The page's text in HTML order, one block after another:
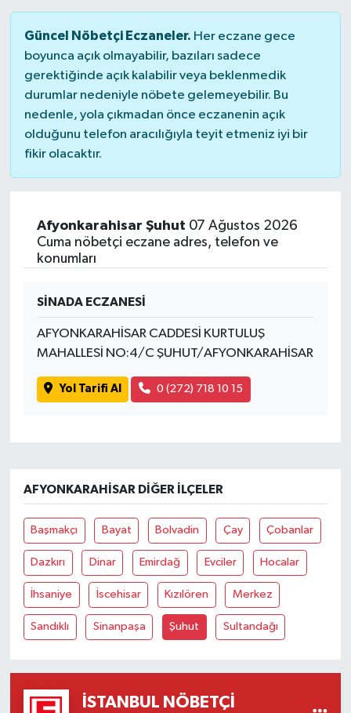
Güncel Nöbetçi Eczaneler. Her eczane gece
boyunca açık olmayabilir, bazıları sadece
gerektiğinde açık kalabilir veya beklenmedik
durumlar nedeniyle nöbete gelemeyebilir. Bu
nedenle, yola çıkmadan önce eczanenin açık
olduğunu telefon aracılığıyla teyit etmeniz iyi bir
fikir olacaktır.
Afyonkarahisar Şuhut 07 Ağustos 2026
Cuma nöbetçi eczane adres, telefon ve
konumları
SİNADA ECZANESİ
AFYONKARAHİSAR CADDESİ KURTULUŞ
MAHALLESİ NO:4/C ŞUHUT/AFYONKARAHİSAR
Yol Tarifi Al 0 (272) 718 10 15
AFYONKARAHISAR DIĞER İLÇELER
Başmakçı Bayat Bolvadin Çay Çobanlar
Dazkırı Dinar Emirdağ Evciler Hocalar
İhsaniye İscehisar Kızılören Merkez
Sandıklı Sinanpaşa Şuhut Sultandağı
İSTANBUL NÖBETÇI
YAŞAM